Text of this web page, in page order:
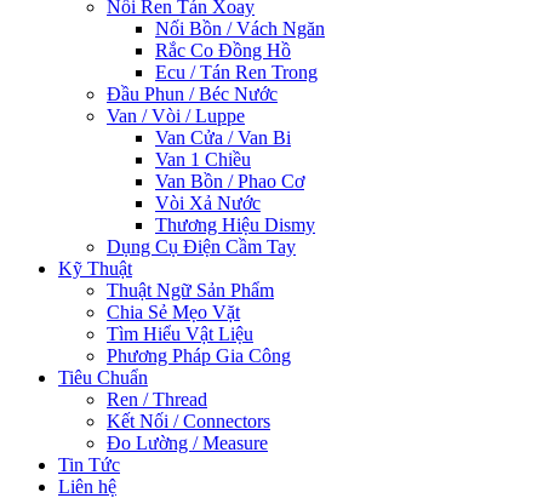
Nối Ren Tán Xoay
Nối Bồn / Vách Ngăn
Rắc Co Đồng Hồ
Ecu / Tán Ren Trong
Đầu Phun / Béc Nước
Van / Vòi / Luppe
Van Cửa / Van Bi
Van 1 Chiều
Van Bồn / Phao Cơ
Vòi Xả Nước
Thương Hiệu Dismy
Dụng Cụ Điện Cầm Tay
Kỹ Thuật
Thuật Ngữ Sản Phẩm
Chia Sẻ Mẹo Vặt
Tìm Hiểu Vật Liệu
Phương Pháp Gia Công
Tiêu Chuẩn
Ren / Thread
Kết Nối / Connectors
Đo Lường / Measure
Tin Tức
Liên hệ